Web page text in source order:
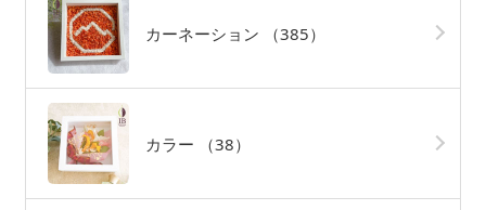
カーネーション （385）
カラー （38）